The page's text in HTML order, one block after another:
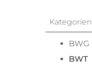
Kategorien
BWG
BWT